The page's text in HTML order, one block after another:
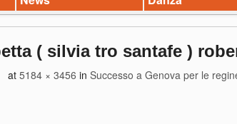
( silvia tro santafe )
at 5184 × 3456 in Successo a Genova per le